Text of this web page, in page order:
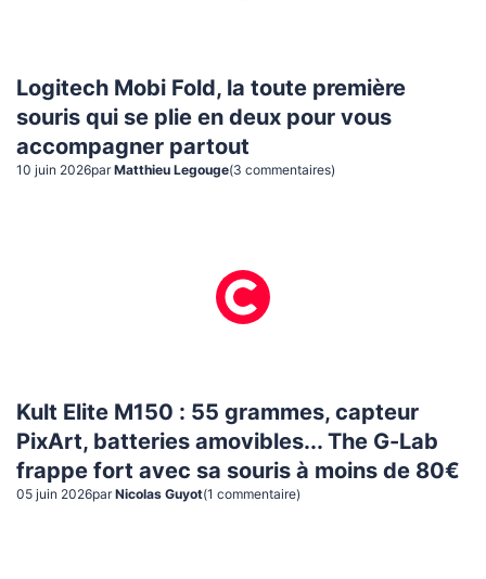
Logitech Mobi Fold, la toute première
souris qui se plie en deux pour vous
accompagner partout
10 juin 2026par Matthieu Legouge(3 commentaires)
Kult Elite M150 : 55 grammes, capteur
PixArt, batteries amovibles... The G-Lab
frappe fort avec sa souris à moins de 80€
05 juin 2026par Nicolas Guyot(1 commentaire)